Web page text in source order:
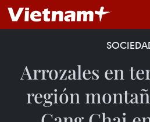
Arrozales en
región